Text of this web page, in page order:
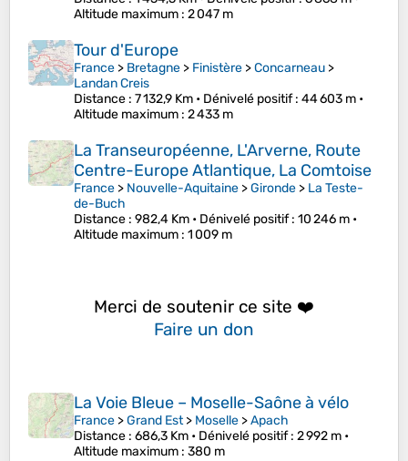
Altitude maximum : 2 047 m
Tour d'Europe
France > Bretagne > Finistère >Concarneau >
Landan Creis
Distance : 7 132,9 Km • Dénivelé positif: 44 603 m •
Altitude maximum : 2 433 m
La Transeuropéenne, L'Arverne, Route
Centre-Europe Atlantique, La Comtoise
France > Nouvelle-Aquitaine >Gironde > La Teste-
de-Buch
Distance : 982,4 Km • Dénivelé positif: 10 246 m •
Altitude maximum : 1 009 m
Merci de soutenir ce site ❤️
Faire un don
La Voie Bleue – Moselle-Saône à vélo
France >Grand Est> Moselle >Apach
Distance : 686,3 Km • Dénivelé positif: 2 992 m •
Altitude maximum : 380 m